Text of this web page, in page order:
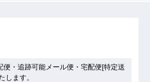
便・追跡可能メール便・宅配便[特定送
します。